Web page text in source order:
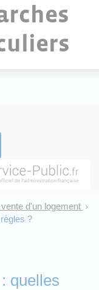
d'un logement >
?
quelles